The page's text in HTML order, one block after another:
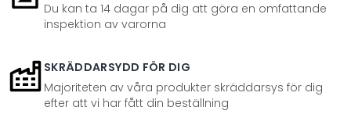
Du kan ta 14 dagar på dig att göra en omfattande
inspektion av varorna
SKRÄDDARSYDD FÖR DIG
Majoriteten av våra produkter skräddarsys för dig
efter att vi har fått din beställning